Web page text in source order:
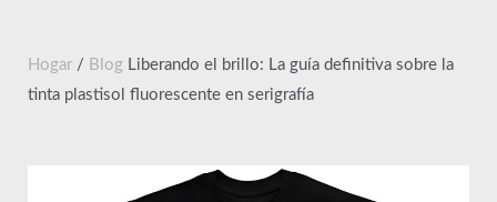
Hogar / Blog Liberando el brillo: La guía definitiva sobre la
tinta plastisol fluorescente en serigrafía